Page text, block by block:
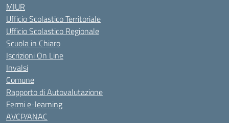
MIUR
Ufficio Scolastico Territoriale
Ufficio Scolastico Regionale
Scuola in Chiaro
Iscrizioni On Line
Invalsi
Comune
Rapporto di Autovalutazione
Fermi e-learning
AVCP/ANAC